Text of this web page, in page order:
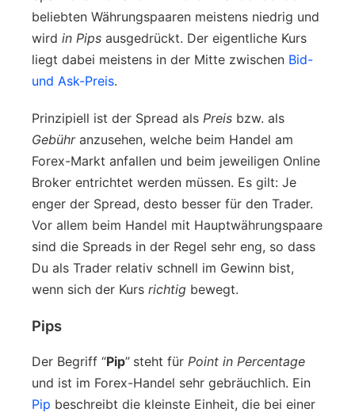
beliebten Währungspaaren meistens niedrig und
wird in Pips ausgedrückt. Der eigentliche Kurs
liegt dabei meistens in der Mitte zwischen Bid-
und Ask-Preis.
Prinzipiell ist der Spread als Preis bzw. als
Gebühr anzusehen, welche beim Handel am
Forex-Markt anfallen und beim jeweiligen Online
Broker entrichtet werden müssen. Es gilt: Je
enger der Spread, desto besser für den Trader.
Vor allem beim Handel mit Hauptwährungspaare
sind die Spreads in der Regel sehr eng, so dass
Du als Trader relativ schnell im Gewinn bist,
wenn sich der Kurs richtig bewegt.
Pips
Der Begriff “Pip” steht für Point in Percentage
und ist im Forex-Handel sehr gebräuchlich. Ein
Pip beschreibt die kleinste Einheit, die bei einer